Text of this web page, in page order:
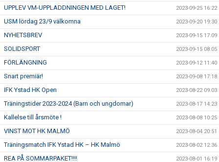
UPPLEV VM-UPPLADDNINGEN MED LAGET! 2023-09-25 16:22
USM lördag 23/9 välkomna 2023-09-20 19:30
NYHETSBREV 2023-09-15 17:09
SOLIDSPORT 2023-09-15 08:05
FÖRLÄNGNING 2023-09-12 11:40
Snart premiär! 2023-09-08 17:18
IFK Ystad HK Open 2023-08-22 09:03
Träningstider 2023-2024 (Barn och ungdomar) 2023-08-17 14:23
Kallelse till årsmöte ! 2023-08-08 10:25
VINST MOT HK MALMÖ 2023-08-04 20:51
Träningsmatch IFK Ystad HK – HK Malmö 2023-08-02 12:36
REA PÅ SOMMARPAKET!!!! 2023-08-01 16:19